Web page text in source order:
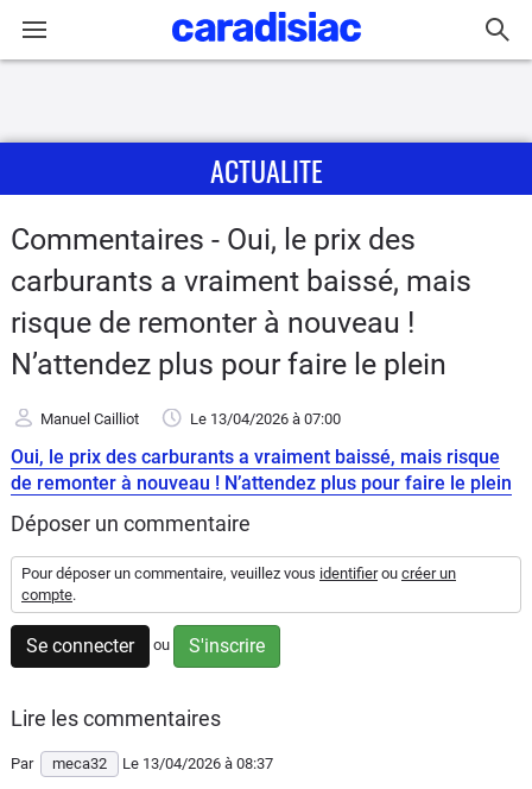
Actu
Essais
Guide
d'achat
Utilitaires
Flottes
Auto
Services
Forum
Moto
ACTUALITE
Commentaires - Oui, le prix des
carburants a vraiment baissé, mais
risque de remonter à nouveau !
N’attendez plus pour faire le plein
Manuel Cailliot Le 13/04/2026 à 07:00
Oui, le prix des carburants a vraiment baissé, mais risque
de remonter à nouveau ! N’attendez plus pour faire le plein
Déposer un commentaire
Pour déposer un commentaire, veuillez vous identifierou créer un
compte.
Se connecter ou S'inscrire
Lire les commentaires
Par meca32 Le 13/04/2026 à 08:37